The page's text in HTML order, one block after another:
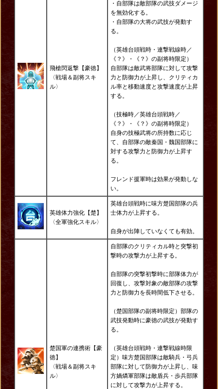
飛槍閃返撃【豪徳】
〈戦場＆副将スキ
ル〉
・自部隊は敵部隊の武技ダメージ
を無効化する。
・自部隊の大将の武技が発動す
る。
（英雄台頭戦時・連撃戦線時／
《？》・《？》の副将時限定）
自部隊は敵武将部隊に対して攻撃
力と防御力が上昇し、クリティカ
ル率と移動速度と攻撃速度が上昇
する。
（技極時／英雄台頭戦時／
《？》・《？》の副将時限定）
自身の技極武将の所持数に応じ
て、自部隊の敵秦国・魏国部隊に
対する攻撃力と防御力が上昇す
る。
フレンド援軍時は効果が発動しな
い。
英雄体力強化【楚】
〈全軍強化スキル〉
英雄台頭戦時に味方楚国部隊の兵
士体力が上昇する。
自身が出陣していなくても有効。
楚国軍の連携術【豪
徳】
〈戦場＆副将スキ
ル〉
自部隊のクリティカル時と突撃初
撃時の攻撃力が上昇する。
自部隊の突撃初撃時に部隊体力が
回復し、攻撃対象の敵部隊の攻撃
力と防御力を長時間低下させる。
（楚国部隊の副将時限定）部隊の
武技発動時に豪徳の武技が発動す
る。
（英雄台頭戦時・連撃戦線時限
定）味方楚国部隊は敵騎兵・弓兵
部隊に対して防御力が上昇し、味
方媧燐軍部隊は敵盾兵・歩兵部隊
に対して攻撃力が上昇する。